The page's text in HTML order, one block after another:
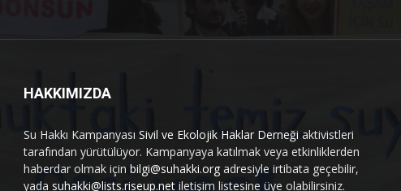
HAKKIMIZDA
Su Hakkı Kampanyası Sivil ve Ekolojik Haklar Derneği aktivistleri
tarafından yürütülüyor. Kampanyaya katılmak veya etkinliklerden
haberdar olmak için bilgi@suhakki.org adresiyle irtibata geçebilir,
yada suhakki@lists.riseup.net iletişim listesine üye olabilirsiniz.